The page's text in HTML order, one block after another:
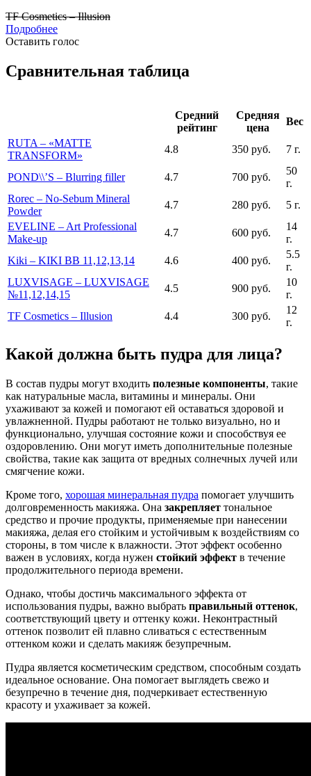
TF Cosmetics – Illusion
Подробнее
Оставить голос
Сравнительная таблица
Средний
рейтинг
Средняя
цена
Вес
RUTA – «MATTE
TRANSFORM»
4.8 350 руб. 7 г.
POND\\’S – Blurring filler 4.7 700 руб.
50
г.
Rorec – No-Sebum Mineral
Powder
4.7 280 руб.
5 г.
EVELINE – Art Professional
Make-up
4.7 600 руб.
14
г.
Kiki – KIKI BB 11,12,13,14
4.6 400 руб.
5.5
г.
LUXVISAGE – LUXVISAGE
№11,12,14,15
4.5 900 руб.
10
г.
TF Cosmetics – Illusion
4.4 300 руб.
12
г.
Какой должна быть пудра для лица?
В состав пудры могут входить полезные компоненты, такие
как натуральные масла, витамины и минералы. Они
ухаживают за кожей и помогают ей оставаться здоровой и
увлажненной. Пудры работают не только визуально, но и
функционально, улучшая состояние кожи и способствуя ее
оздоровлению. Они могут иметь дополнительные полезные
свойства, такие как защита от вредных солнечных лучей или
смягчение кожи.
Кроме того, хорошая минеральная пудра помогает улучшить
долговременность макияжа. Она закрепляет тональное
средство и прочие продукты, применяемые при нанесении
макияжа, делая его стойким и устойчивым к воздействиям со
стороны, в том числе к влажности. Этот эффект особенно
важен в условиях, когда нужен стойкий эффект в течение
продолжительного периода времени.
Однако, чтобы достичь максимального эффекта от
использования пудры, важно выбрать правильный оттенок,
соответствующий цвету и оттенку кожи. Неконтрастный
оттенок позволит ей плавно сливаться с естественным
оттенком кожи и сделать макияж безупречным.
Пудра является косметическим средством, способным создать
идеальное основание. Она помогает выглядеть свежо и
безупречно в течение дня, подчеркивает естественную
красоту и ухаживает за кожей.